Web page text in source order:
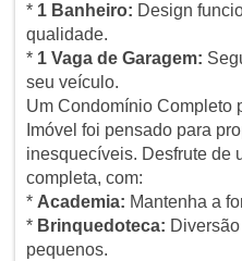
* 1 Banheiro: Design
qualidade.
* 1 Vaga de Garagem:
seu veículo.
Um Condomínio Completo
Imóvel foi pensado para
inesquecíveis. Desfrute de
completa, com:
* Academia: Mantenha a
* Brinquedoteca:
pequenos.